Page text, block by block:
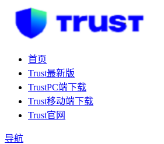
首页
Trust最新版
TrustPC端下载
Trust移动端下载
Trust官网
导航